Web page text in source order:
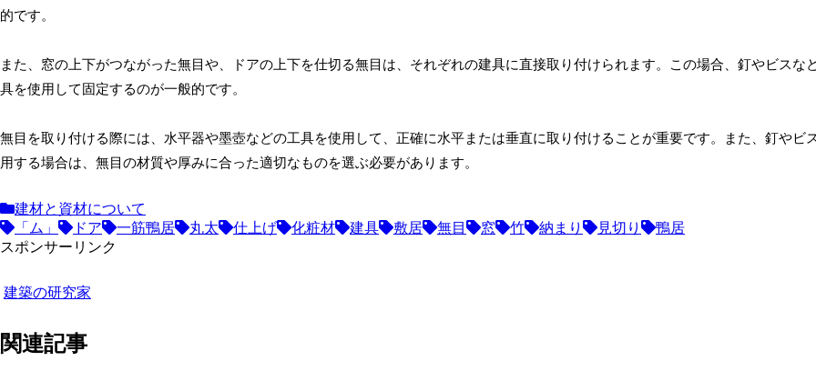
的です。
また、窓の上下がつながった無目や、ドアの上下を仕切る無目は、それぞれの建具に直接取り付けられます。この場合、釘やビスな
具を使用して固定するのが一般的です。
無目を取り付ける際には、水平器や墨壺などの工具を使用して、正確に水平または垂直に取り付けることが重要です。また、釘やビ
用する場合は、無目の材質や厚みに合った適切なものを選ぶ必要があります。
建材と資材について
「ム」
ドア 一筋鴨居 丸太 仕上げ 化粧材 建具 敷居 無目 窓 竹 納まり 見切り
鴨居
スポンサーリンク
建築の研究家
関連記事